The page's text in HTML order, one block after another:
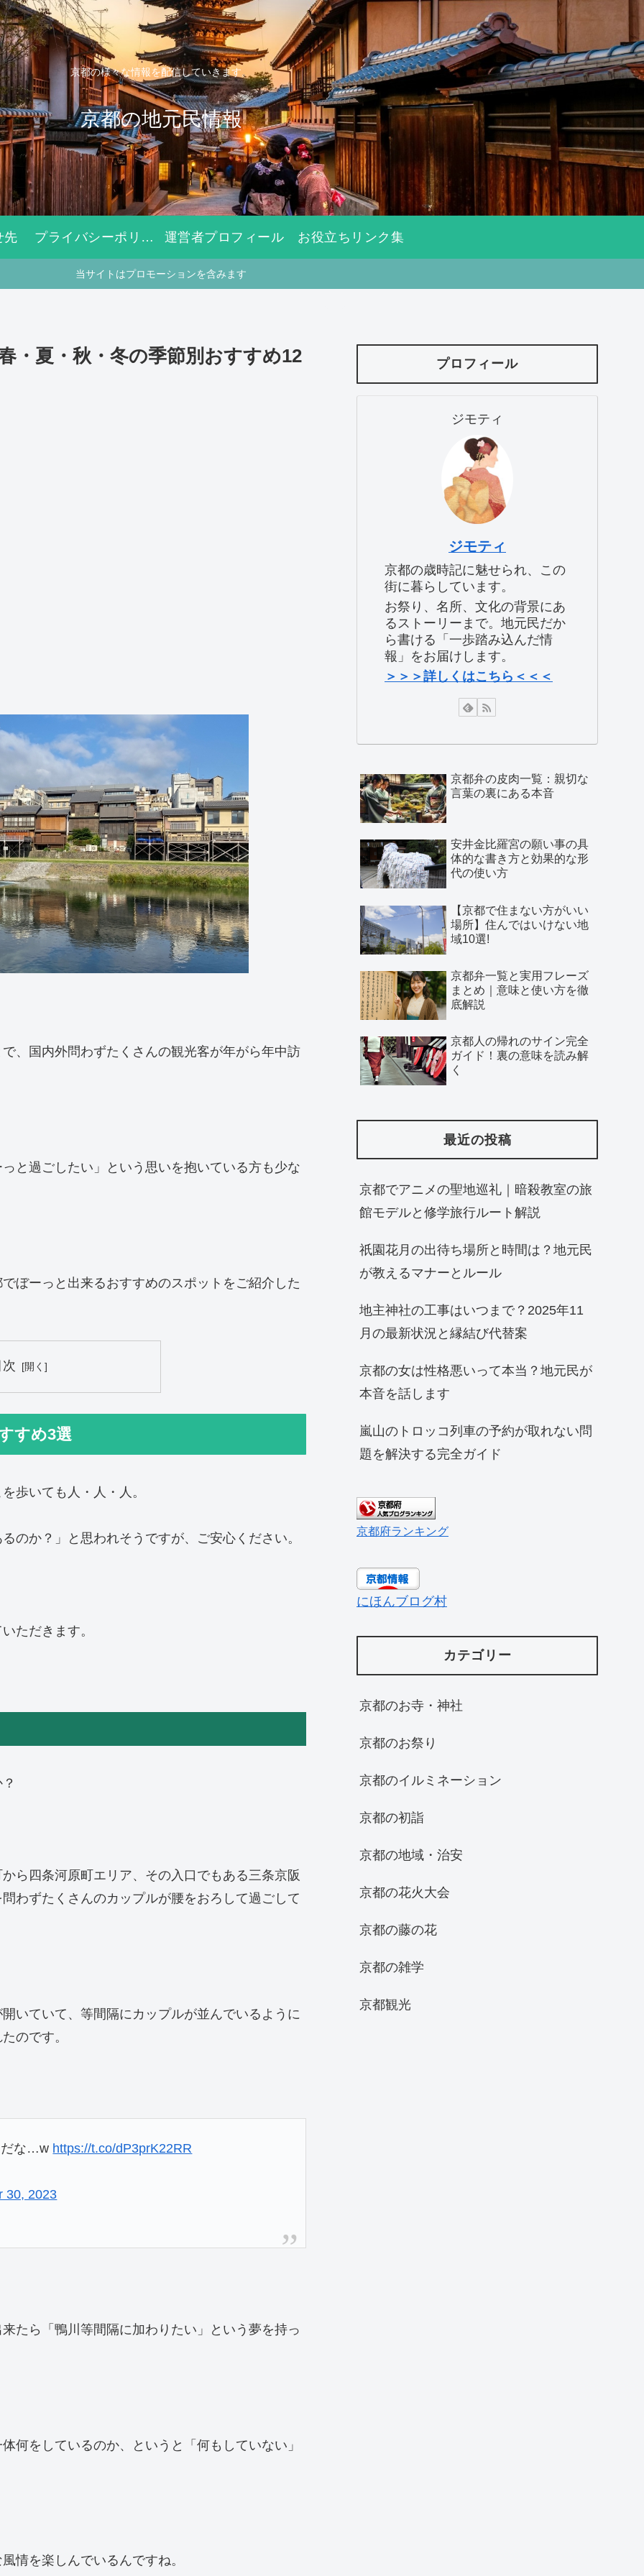
京都の様々な情報を配信していきます。
京都の地元民情報
先 プライバシーポリシー 運営者プロフィール お役立ちリンク集
当サイトはプロモーションを含みます
・夏・秋・冬の季節別おすすめ12
、国内外問わずたくさんの観光客が年がら年中訪
と過ごしたい」という思いを抱いている方も少な
ぼーっと出来るおすすめのスポットをご紹介した
すめ3選
歩いても人・人・人。
のか？」と思われそうですが、ご安心ください。
ただきます。
ら四条河原町エリア、その入口でもある三条京阪
わずたくさんのカップルが腰をおろして過ごして
いていて、等間隔にカップルが並んでいるように
のです。
だな…w https://t.co/dP3prK22RR
30, 2023
たら「鴨川等間隔に加わりたい」という夢を持っ
何をしているのか、というと「何もしていない」
情を楽しんでいるんですね。
プロフィール
ジモティ
ジモティ
京都の歳時記に魅せられ、この
街に暮らしています。
お祭り、名所、文化の背景にあ
るストーリーまで。地元民だか
ら書ける「一歩踏み込んだ情
報」をお届けします。
＞＞＞詳しくはこちら＜＜＜
京都弁の皮肉一覧：親切な
言葉の裏にある本音
安井金比羅宮の願い事の具
体的な書き方と効果的な形
代の使い方
【京都で住まない方がいい
場所】住んではいけない地
域10選!
京都弁一覧と実用フレーズ
まとめ｜意味と使い方を徹
底解説
京都人の帰れのサイン完全
ガイド！裏の意味を読み解
く
最近の投稿
京都でアニメの聖地巡礼｜暗殺教室の旅
館モデルと修学旅行ルート解説
祇園花月の出待ち場所と時間は？地元民
が教えるマナーとルール
地主神社の工事はいつまで？2025年11
月の最新状況と縁結び代替案
京都の女は性格悪いって本当？地元民が
本音を話します
嵐山のトロッコ列車の予約が取れない問
題を解決する完全ガイド
京都府ランキング
にほんブログ村
カテゴリー
京都のお寺・神社
京都のお祭り
京都のイルミネーション
京都の初詣
京都の地域・治安
京都の花火大会
京都の藤の花
京都の雑学
京都観光